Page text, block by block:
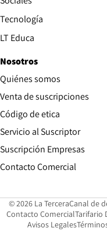
Tecnología
LT Educa
Nosotros
Quiénes somos
Venta de suscripciones
Código de etica Opens in
Servicio al Suscriptor
Suscripción Empresas
Contacto Comercial
© 2026 La TerceraCanal de
Contacto ComercialOpens
Tarifario
Avisos LegalesOpens